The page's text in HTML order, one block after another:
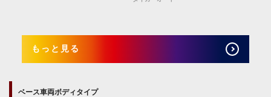
もっと見る
ベース車両ボディタイプ